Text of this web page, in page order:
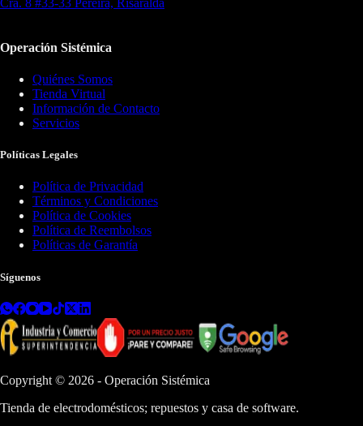
Operación Sistémica
Quiénes Somos
Tienda Virtual
Información de Contacto
Servicios
Políticas Legales
Política de Privacidad
Términos y Condiciones
Política de Cookies
Política de Reembolsos
Políticas de Garantía
Síguenos
Copyright © 2026 - Operación Sistémica
Tienda de electrodomésticos; repuestos y casa de software.